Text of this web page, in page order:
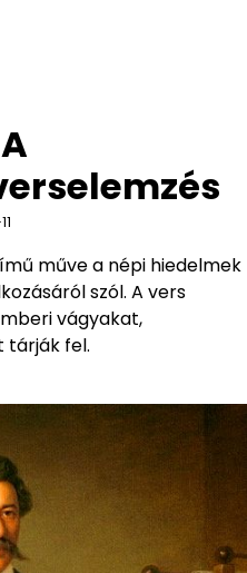
műve a népi hiedelmek
szól. A vers
vágyakat,
tárják fel.